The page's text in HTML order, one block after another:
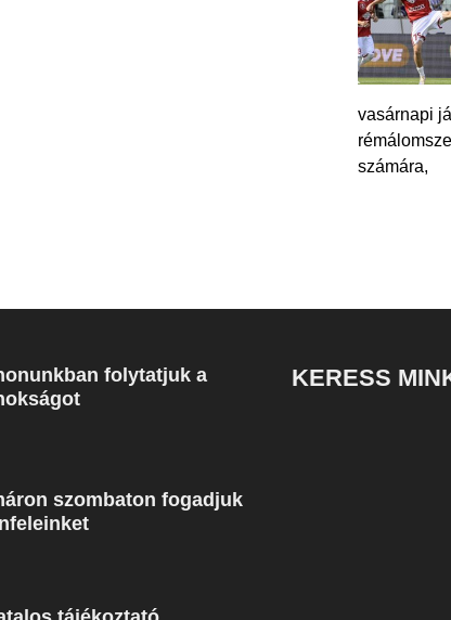
vasárnapi
számára,
folytatjuk a
szombaton fogadjuk
KERESS